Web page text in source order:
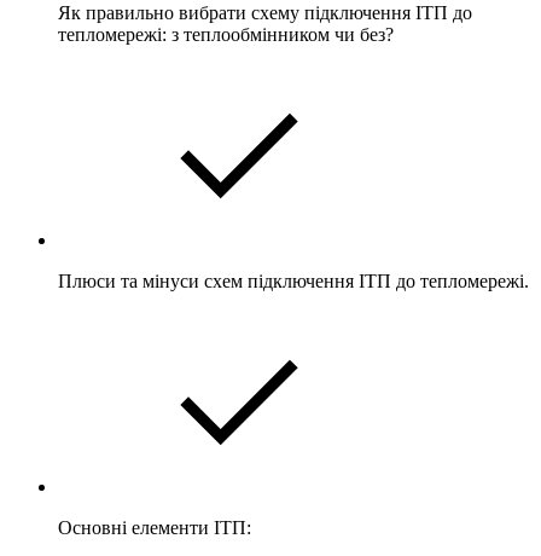
Як правильно вибрати схему підключення ІТП до
тепломережі: з теплообмінником чи без?
Плюси та мінуси схем підключення ІТП до тепломережі.
Основні елементи ІТП: